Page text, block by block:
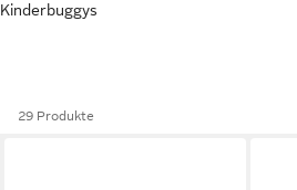
Kinderbuggys
29 Produkte